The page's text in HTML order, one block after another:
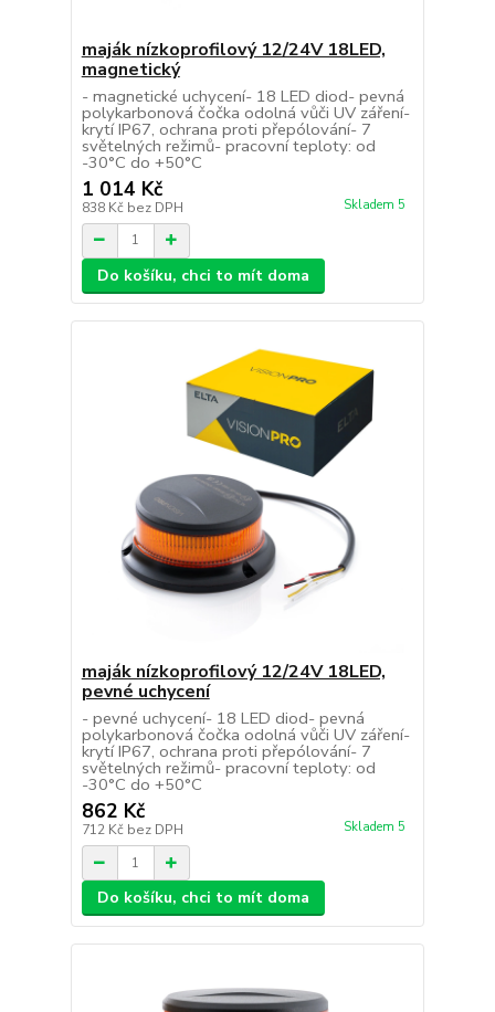
maják nízkoprofilový 12/24V 18LED,
magnetický
- magnetické uchycení- 18 LED diod- pevná
polykarbonová čočka odolná vůči UV záření-
krytí IP67, ochrana proti přepólování- 7
světelných režimů- pracovní teploty: od
-30°C do +50°C
1 014 Kč
838 Kč bez DPH Skladem 5
Do košíku, chci to mít doma
maják nízkoprofilový 12/24V 18LED,
pevné uchycení
- pevné uchycení- 18 LED diod- pevná
polykarbonová čočka odolná vůči UV záření-
krytí IP67, ochrana proti přepólování- 7
světelných režimů- pracovní teploty: od
-30°C do +50°C
862 Kč
712 Kč bez DPH Skladem 5
Do košíku, chci to mít doma